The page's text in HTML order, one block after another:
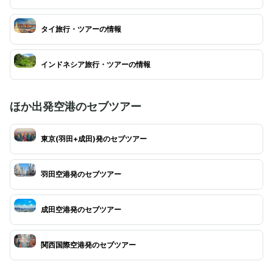
タイ旅行・ツアーの情報
インドネシア旅行・ツアーの情報
ほか出発空港のセブツアー
東京(羽田+成田)発のセブツアー
羽田空港発のセブツアー
成田空港発のセブツアー
関西国際空港発のセブツアー